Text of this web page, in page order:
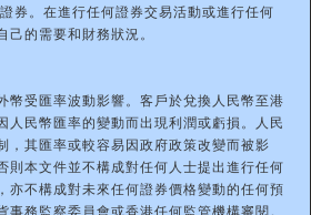
券。在進行任何證券交易活動或進行任何
己的需要和財務狀況。
幣受匯率波動影響。客戶於兌換人民幣至港
人民幣匯率的變動而出現利潤或虧損。人民
，其匯率或較容易因政府政策改變而被影
則本文件並不構成對任何人士提出進行任何
亦不構成對未來任何證券價格變動的任何預